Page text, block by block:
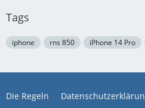
Tags
iphone rns 850 iPhone 14 Pro
Die Regeln